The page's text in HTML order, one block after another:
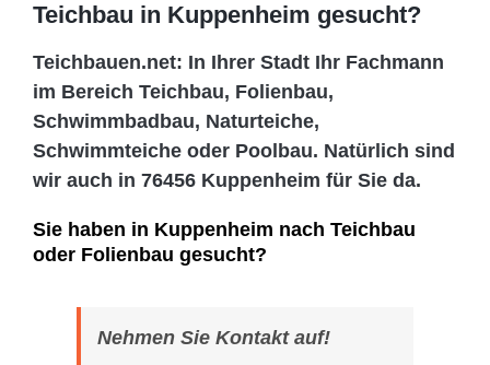
Teichbau in Kuppenheim gesucht?
Teichbauen.net: In Ihrer Stadt Ihr Fachmann
im Bereich Teichbau, Folienbau,
Schwimmbadbau, Naturteiche,
Schwimmteiche oder Poolbau. Natürlich sind
wir auch in 76456 Kuppenheim für Sie da.
Sie haben in Kuppenheim nach Teichbau
oder Folienbau gesucht?
Nehmen Sie Kontakt auf!